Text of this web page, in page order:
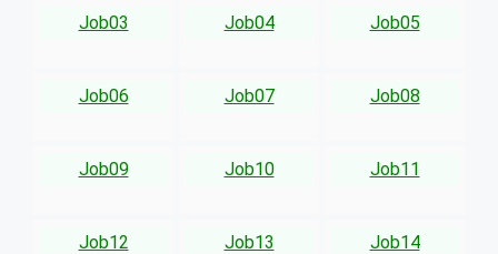
Job03 Job04 Job05
Job06 Job07 Job08
Job09 Job10 Job11
Job12 Job13 Job14